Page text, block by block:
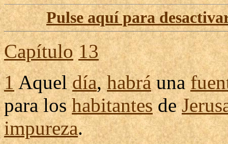
Pulse aquí para
Capítulo 13
1Aqueldía,habráuna
para loshabitantesde
impureza.